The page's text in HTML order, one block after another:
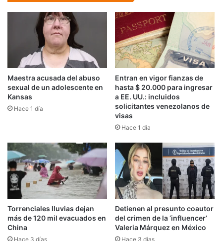
Maestra acusada del abuso
sexual de un adolescente en
Kansas
Hace 1 día
Entran en vigor fianzas de
hasta $ 20.000 para ingresar
a EE. UU.: incluidos
solicitantes venezolanos de
visas
Hace 1 día
Torrenciales lluvias dejan
más de 120 mil evacuados en
China
Hace 3 días
Detienen al presunto coautor
del crimen de la ‘influencer’
Valeria Márquez en México
Hace 3 días